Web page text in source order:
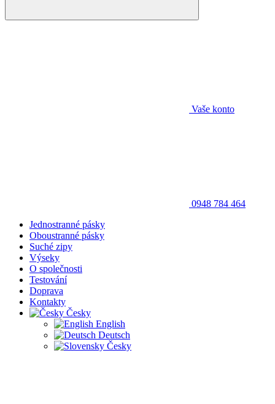
Vaše konto
0948 784 464
Jednostranné pásky
Oboustranné pásky
Suché zipy
Výseky
O společnosti
Testování
Doprava
Kontakty
Česky
English
Deutsch
Česky